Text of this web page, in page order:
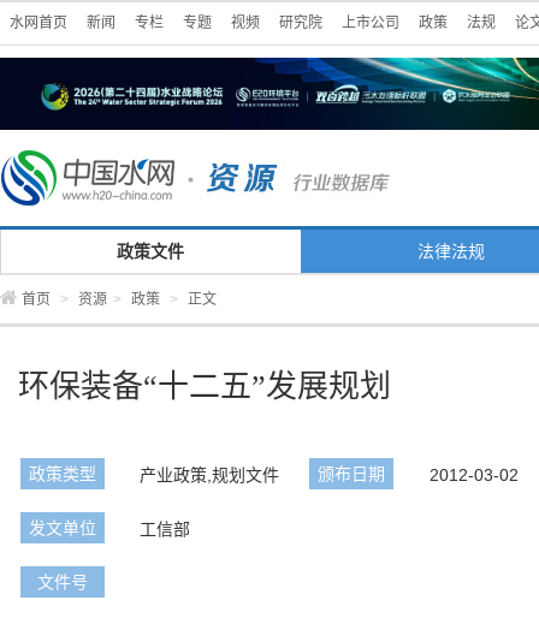
水网首页 新闻 专栏 专题 视频 研究院 上市公司 政策 法规 论
政策文件 法律法规
首页 > 资源 > 政策 > 正文
环保装备“十二五”发展规划
政策类型 产业政策,规划文件 颁布日期 2012-03-02
发文单位 工信部
文件号